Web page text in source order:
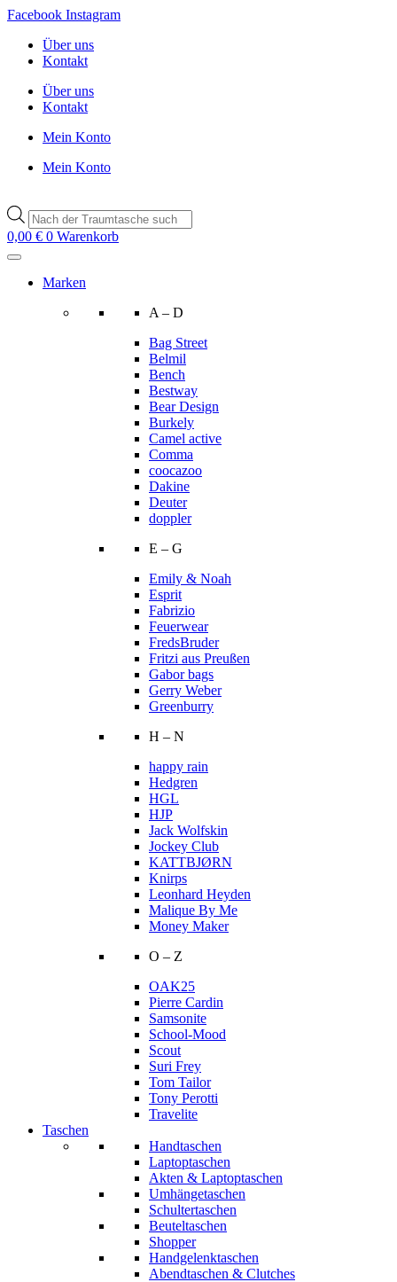
Zum
wechseln
Facebook Instagram
Über uns
Kontakt
Über uns
Kontakt
Mein Konto
Mein Konto
Products
search
0,00 € 0 Warenkorb
Marken
A – D
Bag Street
Belmil
Bench
Bestway
Bear Design
Burkely
Camel active
Comma
coocazoo
Dakine
Deuter
doppler
E – G
Emily & Noah
Esprit
Fabrizio
Feuerwear
FredsBruder
Fritzi aus Preußen
Gabor bags
Gerry Weber
Greenburry
H – N
happy rain
Hedgren
HGL
HJP
Jack Wolfskin
Jockey Club
KATTBJØRN
Knirps
Leonhard Heyden
Malique By Me
Money Maker
O – Z
OAK25
Pierre Cardin
Samsonite
School-Mood
Scout
Suri Frey
Tom Tailor
Tony Perotti
Travelite
Taschen
Handtaschen
Laptoptaschen
Akten & Laptoptaschen
Umhängetaschen
Schultertaschen
Beuteltaschen
Shopper
Handgelenktaschen
Abendtaschen & Clutches